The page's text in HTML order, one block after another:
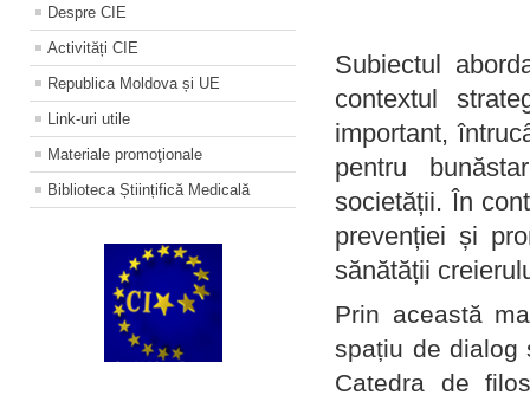
Despre CIE
Activități CIE
Republica Moldova și UE
Link-uri utile
Materiale promoţionale
Biblioteca Științifică Medicală
Subiectul
contextul
important,
pentru
societății. În
prevenției și
sănătății
Prin această
spațiu de dialog
Catedra de